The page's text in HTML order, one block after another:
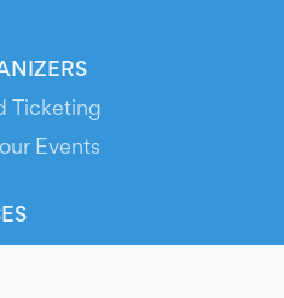
Ticketing
Events